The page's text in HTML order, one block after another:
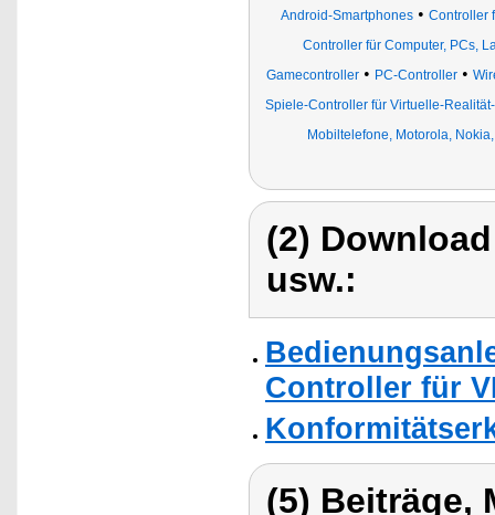
Android-Smartphones • Controller
Controller für Computer, PCs,
Gamecontroller• PC-Controller•
Spiele-Controller für Virtuelle-
Mobiltelefone, Motorola,
(2)
usw.:
Controller für
(5) Beiträge,